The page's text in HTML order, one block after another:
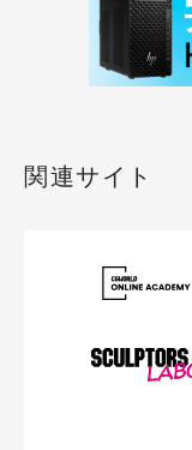
関連サイト